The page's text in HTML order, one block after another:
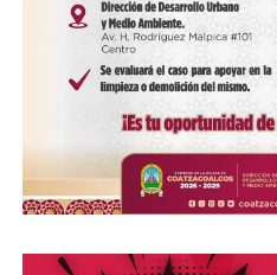
COMPARTE